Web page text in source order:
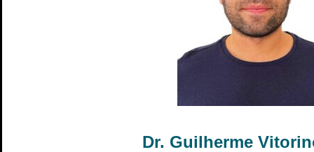
Dr. Guilherme